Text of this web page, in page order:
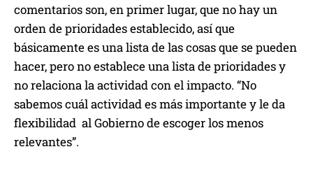
comentarios son, en primer lugar, que no hay un
orden de prioridades establecido, así que
básicamente es una lista de las cosas que se pueden
hacer, pero no establece una lista de prioridades y
no relaciona la actividad con el impacto. “No
sabemos cuál actividad es más importante y le da
flexibilidad al Gobierno de escoger los menos
relevantes”.